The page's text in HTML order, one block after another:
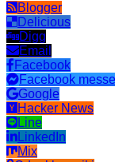
Blogger
Delicious
Digg
Email
Facebook
Facebook
Google
Hacker News
Line
LinkedIn
Mix